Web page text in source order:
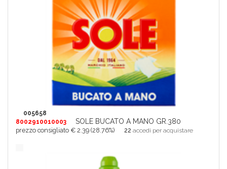
005658
8002910010003
SOLE BUCATO A MANO GR.380
prezzo consigliato € 2.39 (28.76%) 22 accedi per acquistare